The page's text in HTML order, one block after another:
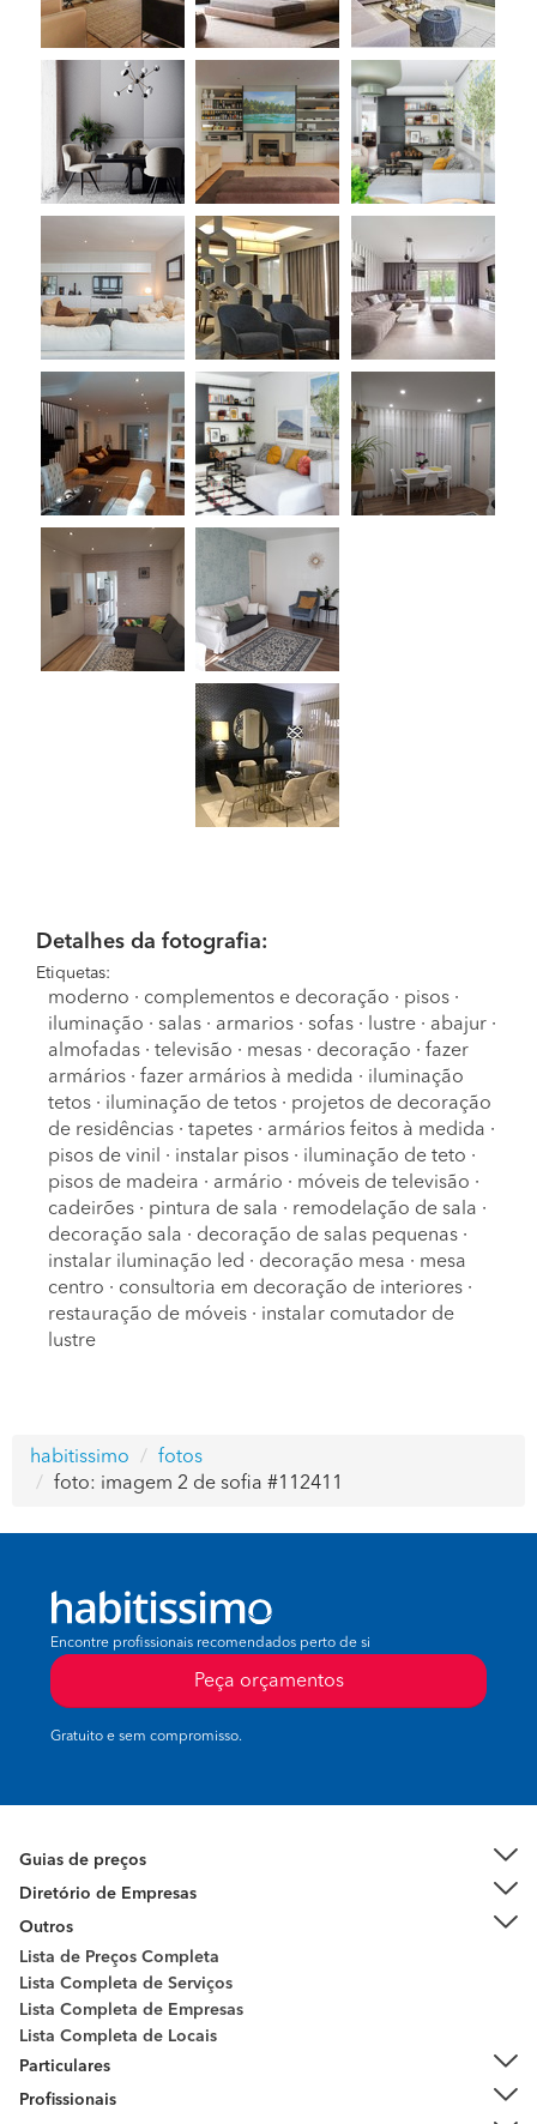
Detalhes da fotografia:
Etiquetas:
moderno · complementos e decoração · pisos ·
iluminação · salas · armarios · sofas · lustre · abajur ·
almofadas · televisão · mesas · decoração · fazer
armários · fazer armários à medida · iluminação
tetos · iluminação de tetos · projetos de decoração
de residências · tapetes · armários feitos à medida ·
pisos de vinil
· instalar pisos · iluminação de teto ·
pisos de madeira · armário · móveis de televisão ·
cadeirões · pintura de sala · remodelação de sala ·
decoração sala · decoração de salas pequenas ·
instalar iluminação led · decoração mesa · mesa
centro · consultoria em decoração de interiores ·
restauração de móveis · instalar comutador de
lustre
habitissimo
fotos
foto: imagem 2 de sofia #112411
Encontre profissionais recomendados perto de si
Peça orçamentos
Gratuito e sem compromisso.
Guias de preços
Diretório de Empresas
Outros
Lista de Preços Completa
Lista Completa de Serviços
Lista Completa de Empresas
Lista Completa de Locais
Particulares
Profissionais